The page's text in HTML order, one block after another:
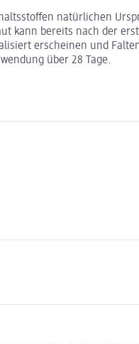
natürlichen
kann bereits nach der
erscheinen und
über 28 Tage.